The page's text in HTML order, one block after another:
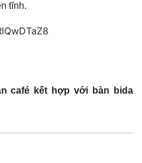
tĩnh.
café kết hợp với bàn bida